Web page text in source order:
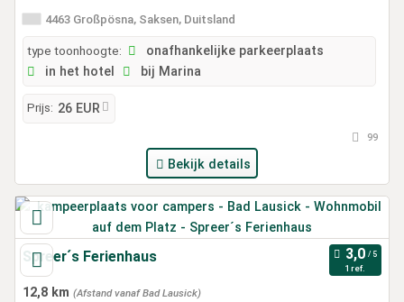
4463 Großpösna, Saksen, Duitsland
type toonhoogte:
onafhankelijke parkeerplaats
in het hotel
bij Marina
Prijs: 26 EUR
99
Bekijk details
Spreer´s Ferienhaus
1 ref.
12,8 km (Afstand vanaf Bad Lausick)